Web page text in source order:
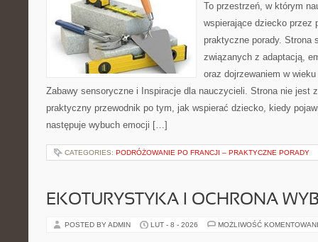
To przestrzeń, w którym
wspierające dziecko przez
praktyczne porady. Strona
związanych z adaptacją,
oraz dojrzewaniem w
Zabawy sensoryczne i Inspiracje dla nauczycieli. Strona nie jest
praktyczny przewodnik po tym, jak wspierać dziecko, kiedy
następuje wybuch emocji […]
CATEGORIES: PODRÓŻOWANIE PO FRANCJI – PRAKTYCZNE PORADY
EKOTURYSTYKA I OCHRONA
POSTED BY ADMIN LUT - 8 - 2026 MOŻLIWOŚĆ